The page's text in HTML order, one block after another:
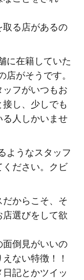
る店があるの
に在籍していた
がそうです。
フがいつもお
し、少しでも
人しかいませ
ようなスタッフ
ください。クビ
からこそ、そ
選びをして欲
倒見がいいの
ない特徴！！
日記とかツイッ